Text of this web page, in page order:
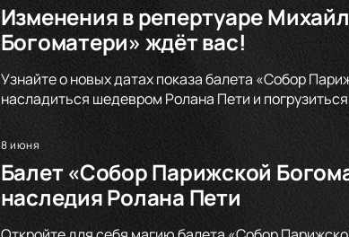
Изменения в репертуаре
Богоматери» ждёт вас!
Узнайте о новых датах показа балета «Собор
насладиться шедевром Ролана Пети и
8 июня
Балет «Собор Парижской
наследия Ролана Пети